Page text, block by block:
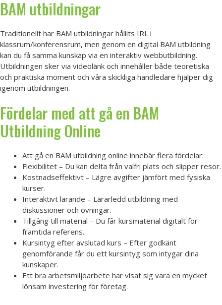
BAM utbildningar
Traditionellt har BAM utbildningar hållits IRL i
klassrum/konferensrum, men genom en digital BAM utbildning
kan du få samma kunskap via en interaktiv webbutbildning.
Utbildningen sker via videolänk och innehåller både teoretiska
och praktiska moment och våra skickliga handledare hjälper dig
igenom utbildningen.
Fördelar med att gå en BAM
Utbildning Online
Att gå en BAM utbildning online innebär flera fördelar:
Flexibilitet – Du kan delta från valfri plats och slipper resor.
Kostnadseffektivt – Lägre avgifter jämfört med fysiska
kurser.
Interaktivt lärande – Lärarledd utbildning med
diskussioner och övningar.
Tillgång till material – Du får kursmaterial digitalt för
framtida referens.
Kursintyg efter avslutad kurs – Efter godkänt
genomförande får du ett kursintyg som intygar dina
kunskaper.
Ett bra arbetsmiljöarbete har visat sig vara en mycket
lönsam investering för företag.